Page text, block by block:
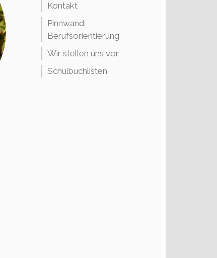
Kontakt
Pinnwand:
Berufsorientierung
Wir stellen uns vor
Schulbuchlisten